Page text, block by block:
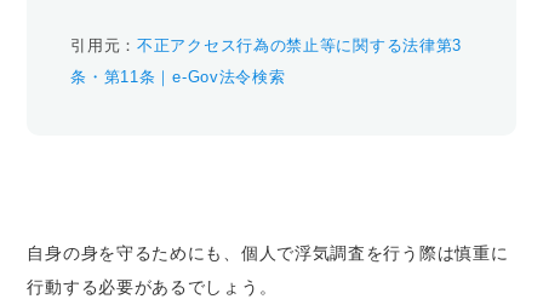
引用元：不正アクセス行為の禁止等に関する法律第3
条・第11条｜e-Gov法令検索
自身の身を守るためにも、個人で浮気調査を行う際は慎重に
行動する必要があるでしょう。